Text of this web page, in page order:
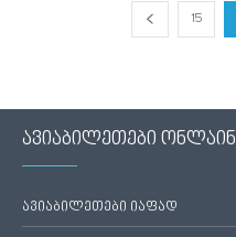
15
ავიაბილეთები ონლაინ
ავიაბილეთები იაფად